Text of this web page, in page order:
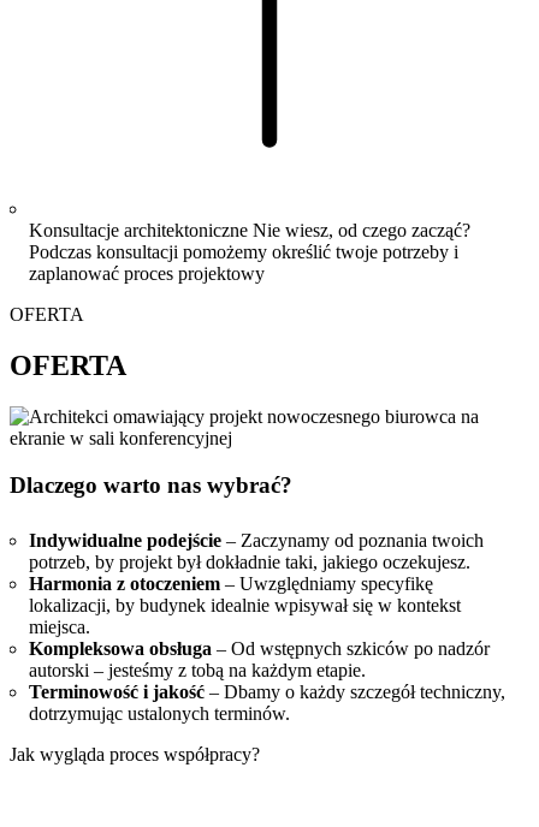
Konsultacje architektoniczne Nie wiesz, od czego zacząć?
Podczas konsultacji pomożemy określić twoje potrzeby i
zaplanować proces projektowy
OFERTA
OFERTA
Dlaczego warto nas wybrać?
Indywidualne podejście – Zaczynamy od poznania twoich
potrzeb, by projekt był dokładnie taki, jakiego oczekujesz.
Harmonia z otoczeniem – Uwzględniamy specyfikę
lokalizacji, by budynek idealnie wpisywał się w kontekst
miejsca.
Kompleksowa obsługa – Od wstępnych szkiców po nadzór
autorski – jesteśmy z tobą na każdym etapie.
Terminowość i jakość – Dbamy o każdy szczegół techniczny,
dotrzymując ustalonych terminów.
Jak wygląda proces współpracy?